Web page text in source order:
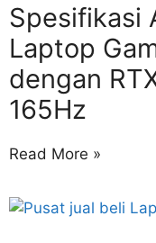
Spesifikasi
Laptop
dengan
165Hz
Read More »